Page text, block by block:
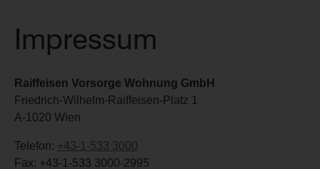
Impressum
Raiffeisen Vorsorge Wohnung GmbH
Friedrich-Wilhelm-Raiffeisen-Platz 1
A-1020 Wien
Telefon: +43-1-533 3000
Fax: +43-1-533 3000-2995